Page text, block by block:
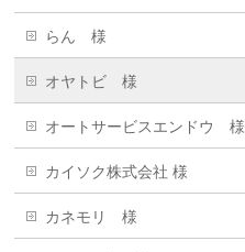
らん 様
オヤトビ 様
オートサービスエンドウ 様
カイソク株式会社 様
カネモリ 様